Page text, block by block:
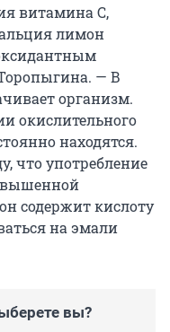
витамина С,
лимон
— В
организм.
окислительного
находятся.
что употребление
содержит кислоту
на эмали
вы?